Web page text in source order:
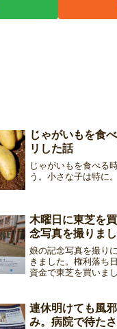
じゃがいもを食
リした話
じゃがいもを食べる
う。小さな子は特に。
木曜日に東芝を
念写真を撮りまし
娘の記念写真を撮り
きました。権利落ち
資金で東芝を買いまし
連休明けても風
み。病院で待た